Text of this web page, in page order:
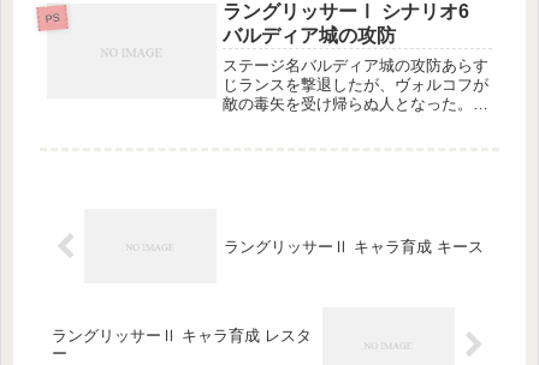
ス:アサシン、シャーマン、シルバー
ナイトグ...
PS
ラングリッサーⅠ シナリオ6
バルディア城の攻防
ステージ名バルディア城の攻防あらす
じランスを撃退したが、ヴォルコフが
敵の毒矢を受け帰らぬ人となった。そ
ラングリッサーⅡ キャラ育成 キース
ラングリッサーⅡ キャラ育成 レスタ
ー